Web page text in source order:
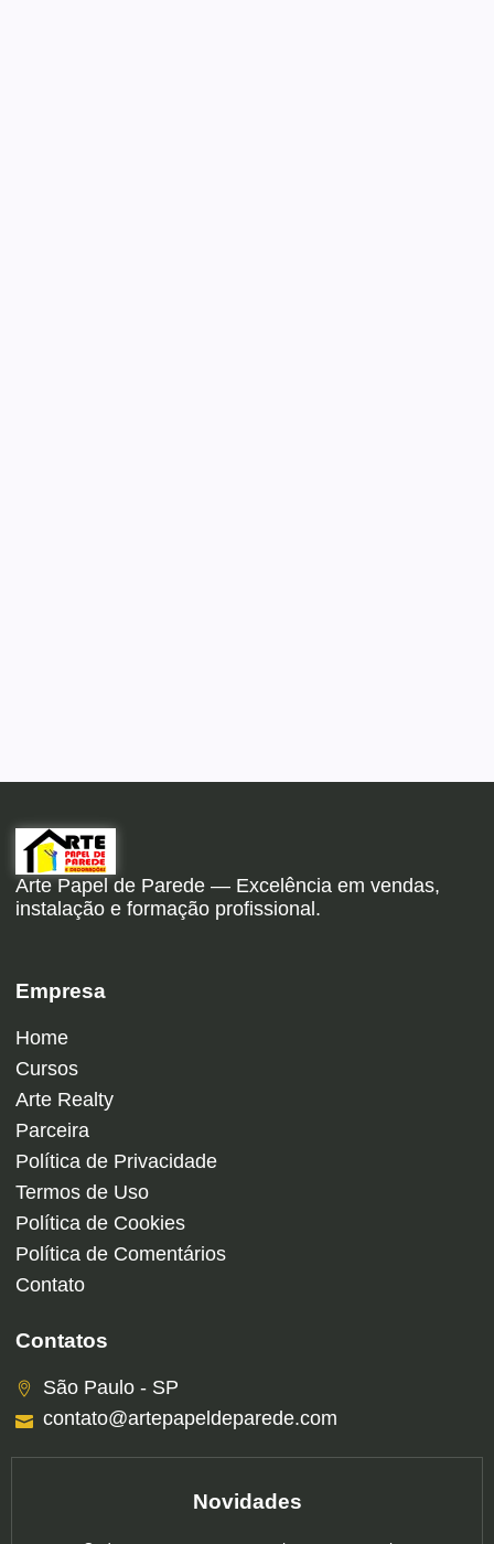
Arte Papel de Parede — Excelência em vendas,
instalação e formação profissional.
Empresa
Home
Cursos
Arte Realty
Parceira
Política de Privacidade
Termos de Uso
Política de Cookies
Política de Comentários
Contato
Contatos
São Paulo - SP
contato@artepapeldeparede.com
Novidades